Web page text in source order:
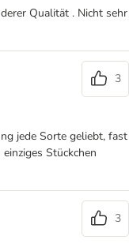
Qualität . Nicht sehr
3
jede Sorte geliebt, fast
Stückchen
3